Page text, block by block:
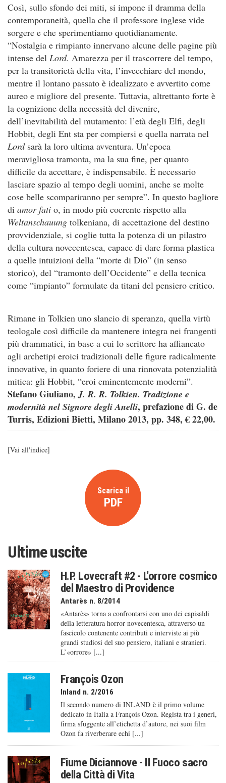
Così, sullo sfondo dei miti, si impone il dramma della
contemporaneità, quella che il professore inglese vide
sorgere e che sperimentiamo quotidianamente.
“Nostalgia e rimpianto innervano alcune delle pagine più
intense del Lord. Amarezza per il trascorrere del tempo,
per la transitorietà della vita, l’invecchiare del mondo,
mentre il lontano passato è idealizzato e avvertito come
aureo e migliore del presente. Tuttavia, altrettanto forte è
la cognizione della necessità del divenire,
dell’inevitabilità del mutamento: l’età degli Elfi, degli
Hobbit, degli Ent sta per compiersi e quella narrata nel
Lordsarà la loro ultima avventura. Un’epoca
meravigliosa tramonta, ma la sua fine, per quanto
difficile da accettare, è indispensabile. È necessario
lasciare spazio al tempo degli uomini, anche se molte
cose belle scompariranno per sempre”. In questo bagliore
di amor fati o, in modo più coerente rispetto alla
Weltanschauung tolkeniana, di accettazione del destino
provvidenziale, si coglie tutta la potenza di un pilastro
della cultura novecentesca, capace di dare forma plastica
a quelle intuizioni della “morte di Dio” (in senso
storico), del “tramonto dell’Occidente” e della tecnica
come “impianto” formulate da titani del pensiero critico.
Rimane in Tolkien uno slancio di speranza, quella virtù
teologale così difficile da mantenere integra nei frangenti
più drammatici, in base a cui lo scrittore ha affiancato
agli archetipi eroici tradizionali delle figure radicalmente
innovative, in quanto foriere di una rinnovata potenzialità
mitica: gli Hobbit, “eroi eminentemente moderni”.
Stefano Giuliano,J. R. R. Tolkien. Tradizione e
modernità nel Signore degli Anelli, prefazione di G. de
Turris, Edizioni Bietti, Milano 2013, pp. 348, € 22,00.
[Vai all'indice]
Scarica il
PDF
Ultime uscite
H.P. Lovecraft #2 - L'orrore cosmico
del Maestro di Providence
Antarès n. 8/2014
«Antarès» torna a confrontarsi con uno dei capisaldi
della letteratura horror novecentesca, attraverso un
fascicolo contenente contributi e interviste ai più
grandi studiosi del suo pensiero, italiani e stranieri.
L’«orrore» [...]
François Ozon
Inland n. 2/2016
Il secondo numero di INLAND è il primo volume
dedicato in Italia a François Ozon. Regista tra i generi,
firma sfuggente all’etichetta d’autore, nei suoi film
Ozon fa riverberare echi [...]
Fiume Diciannove - Il Fuoco sacro
della Città di Vita